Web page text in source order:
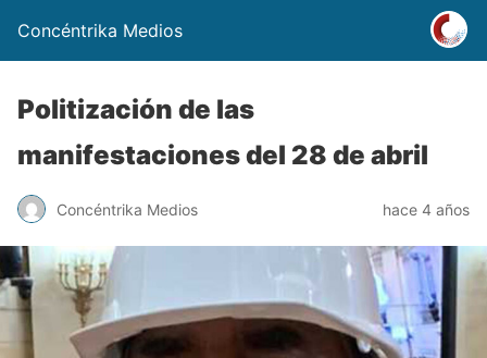
Concéntrika Medios
Politización de las
manifestaciones del 28 de abril
Concéntrika Medios hace 4 años